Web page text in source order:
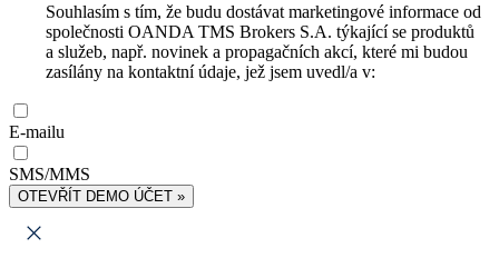
Souhlasím s tím, že budu dostávat marketingové informace od
společnosti OANDA TMS Brokers S.A. týkající se produktů
a služeb, např. novinek a propagačních akcí, které mi budou
zasílány na kontaktní údaje, jež jsem uvedl/a v:
E-mailu
SMS/MMS
OTEVŘÍT DEMO ÚČET »